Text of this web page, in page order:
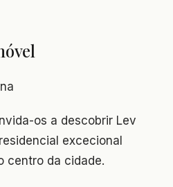
os a descobrir Lev
excecional
centro da cidade.